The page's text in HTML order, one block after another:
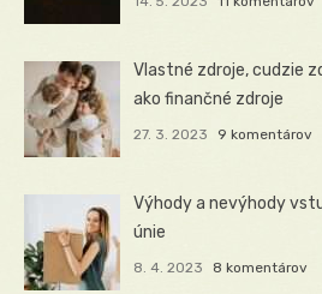
Vlastné zdroje, cudzie
ako finančné zdroje
27. 3. 2023 9 komentárov
Výhody a nevýhody
únie
8. 4. 2023 8 komentárov